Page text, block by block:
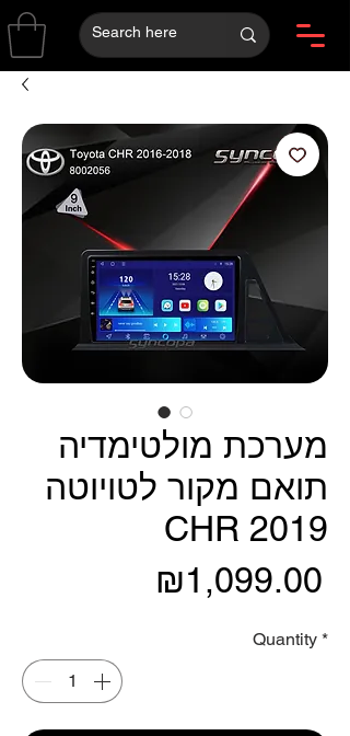
מערכת מולטימדיה
תואם מקור לטויוטה
CHR 2019
₪1,099.00
Quantity *